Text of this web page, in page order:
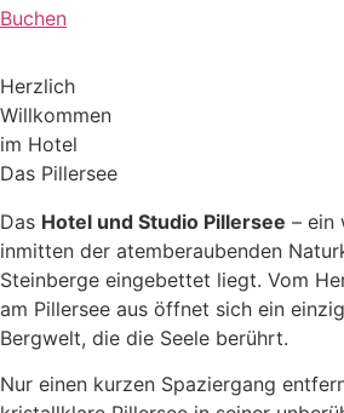
Buchen
Herzlich
Willkommen
im Hotel
Das Pillersee
Das Hotel und Studio Pillersee – ein
inmitten der atemberaubenden
Steinberge eingebettet liegt. Vom
am Pillersee aus öffnet sich ein
Bergwelt, die die Seele berührt.
Nur einen kurzen Spaziergang